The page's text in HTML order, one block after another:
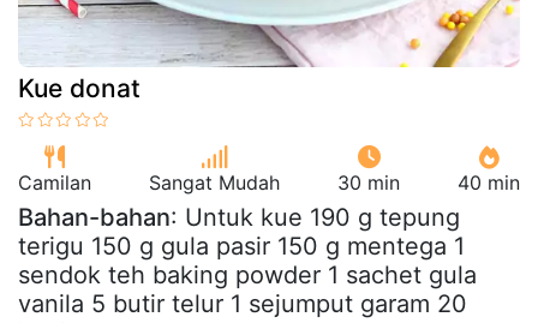
Kue donat
Camilan Sangat Mudah 30 min 40 min
Bahan-bahan: Untuk kue 190 g tepung
terigu 150 g gula pasir 150 g mentega 1
sendok teh baking powder 1 sachet gula
vanila 5 butir telur 1 sejumput garam 20